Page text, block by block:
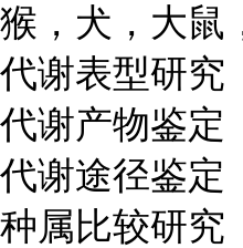
猴，犬，大鼠
代谢表型研究
代谢产物鉴定
代谢途径鉴定
种属比较研究